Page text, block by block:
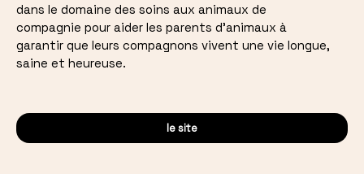
dans le domaine des soins aux animaux de
compagnie pour aider les parents d'animaux à
garantir que leurs compagnons vivent une vie longue,
saine et heureuse.
le site